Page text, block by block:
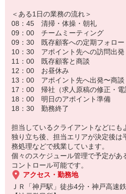
★数字に追われるプレッシャーに、グ
当社では、長期契約を前提としたプラ
仕事に慣れれば、売上目標の半分を固
なります。
毎月、新規契約に追われることがなく、
数字のプレッシャーとは無縁な営業活
≪20代女性スタッフの声≫
マニュアルにない営業ができるのが、
自分をお客様に評価してもらい、個性
自分らしく、伸び伸びとお仕事に取り
【変更の範囲】会社が定める業務
＜ある1日の業務の流れ＞
08：45 清掃・体操・朝礼
09：00 チームミーティング
09：30 既存顧客への定期フォロー
10：30 アポイント先への訪問出発
11：00 既存顧客と商談
12：00 お昼休み
13：00 アポイント先へ出発〜商談
17：00 帰社（求人原稿の修正・電
18：00 明日のアポイント準備
18：30 勤務終了
担当しているクライアントなどにも
独り立ち後、担当エリアが決定後
務処理などで残業しています。
個々のスケジュール管理で予定があ
コントロール可能です。
アクセス・勤務地
ＪＲ「神戸駅」徒歩4分・神戸高速